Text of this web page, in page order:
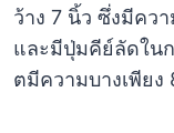
ว้าง 7 นิ้ว ซึ่งมีคว
และมีปุ่มคีย์ลัดใน
ตมีความบางเพียง